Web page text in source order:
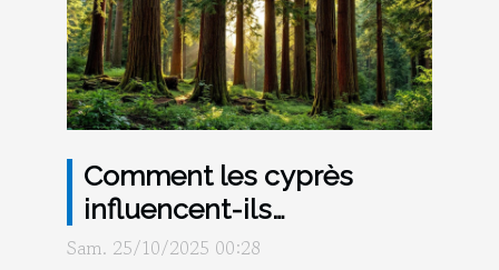
Comment les cyprès
influencent-ils
l'écosystème local ?
Sam. 25/10/2025 00:28